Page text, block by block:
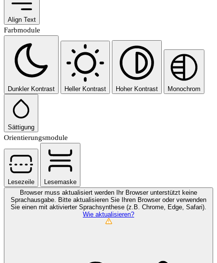
Align Text
Farbmodule
Dunkler Kontrast Heller Kontrast Hoher Kontrast Monochrom
Sättigung
Orientierungsmodule
Lesezeile
Lesemaske
Browser muss aktualisiert werden
Ihr Browser unterstützt keine
Sprachausgabe. Bitte aktualisieren Sie Ihren Browser oder verwenden
Sie einen mit aktivierter Sprachsynthese (z.B. Chrome, Edge, Safari).
Wie aktualisieren?